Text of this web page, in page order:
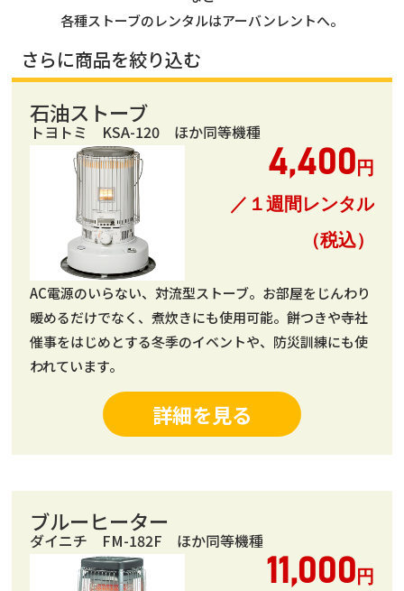
各種ストーブのレンタルはアーバンレントへ。
さらに商品を絞り込む
石油ストーブ
トヨトミ KSA-120 ほか同等機種
4,400 円
／１週間レンタル
（税込）
AC電源のいらない、対流型ストーブ。お部屋をじんわり
暖めるだけでなく、煮炊きにも使用可能。餅つきや寺社
催事をはじめとする冬季のイベントや、防災訓練にも使
われています。
詳細を見る
ブルーヒーター
ダイニチ FM-182F ほか同等機種
11,000 円